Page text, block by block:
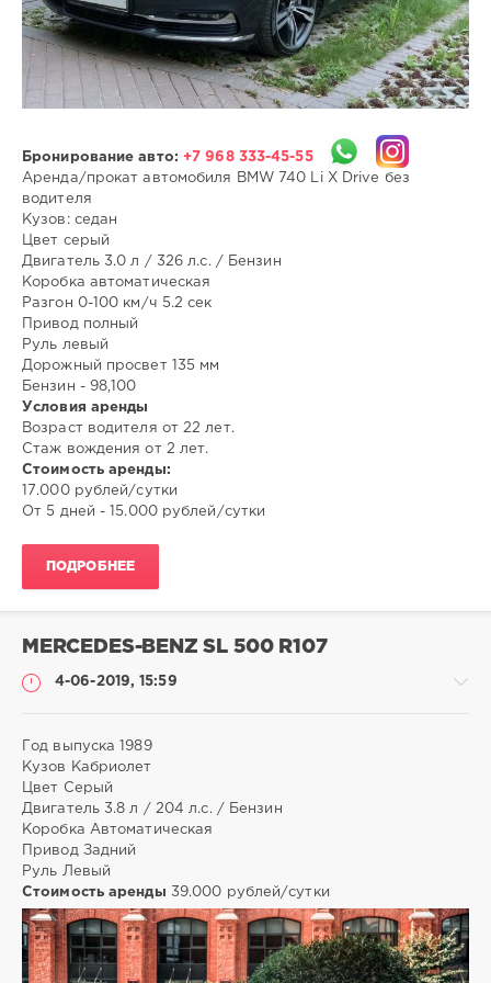
Аренда
BMW
7
7
Аренда
BMW
740
Бронирование авто: +7 968 333-45-55
Аренда/прокат автомобиля BMW 740 Li X Drive без
водителя
Кузов: седан
Цвет серый
Двигатель 3.0 л / 326 л.с. / Бензин
Коробка автоматическая
Разгон 0-100 км/ч 5.2 сек
Привод полный
Руль левый
Дорожный просвет 135 мм
Бензин - 98,100
Условия аренды
Возраст водителя от 22 лет.
Стаж вождения от 2 лет.
Стоимость аренды:
17.000 рублей/сутки
От 5 дней - 15.000 рублей/сутки
ПОДРОБНЕЕ
MERCEDES-BENZ SL 500 R107
4-06-2019, 15:59
admin
595
Год выпуска 1989
Кузов Кабриолет
Цвет Серый
Двигатель 3.8 л / 204 л.с. / Бензин
Коробка Автоматическая
Привод Задний
Руль Левый
Стоимость аренды 39.000 рублей/сутки